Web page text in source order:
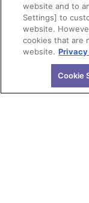
website and to
Settings] to
website.
cookies that are
website.
Cookie